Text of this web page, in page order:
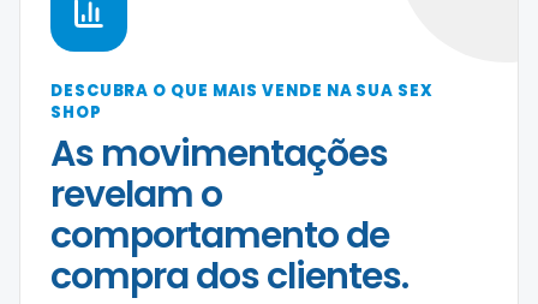
DESCUBRA O QUE MAIS VENDE NA SUA SEX
SHOP
As movimentações
revelam o
comportamento de
compra dos clientes.